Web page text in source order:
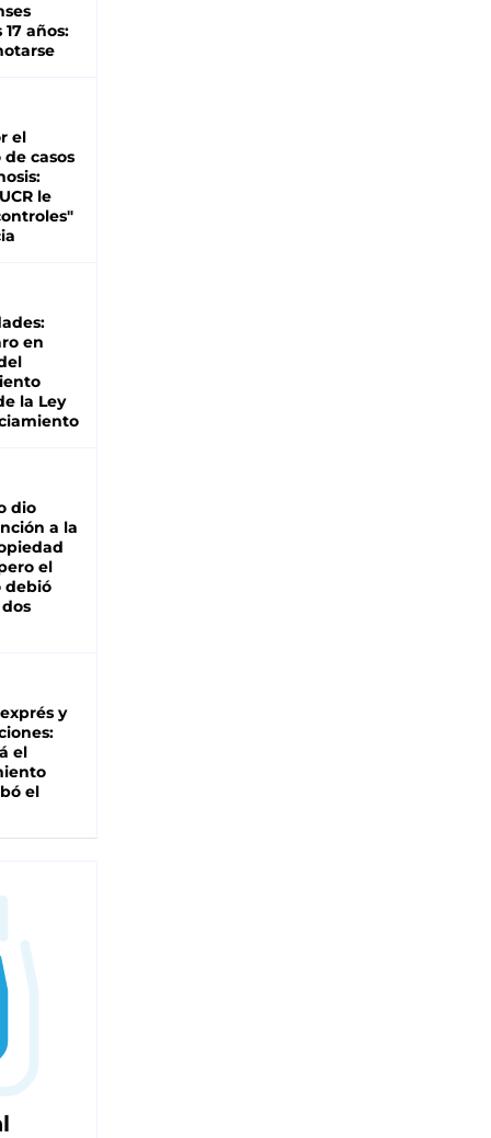
años:
el
casos
le
en
la Ley
dio
a la
el
debió
y
el
el